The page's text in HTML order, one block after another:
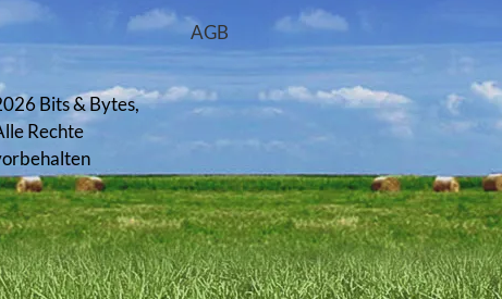
Bits & Bytes,
Rechte
AGB